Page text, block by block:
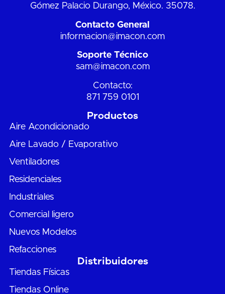
Gómez Palacio Durango, México. 35078.
Contacto General
informacion@imacon.com
Soporte Técnico
sam@imacon.com
Contacto:
871 759 0101
Productos
Aire Acondicionado
Aire Lavado / Evaporativo
Ventiladores
Residenciales
Industriales
Comercial ligero
Nuevos Modelos
Refacciones
Distribuidores
Tiendas Físicas
Tiendas Online